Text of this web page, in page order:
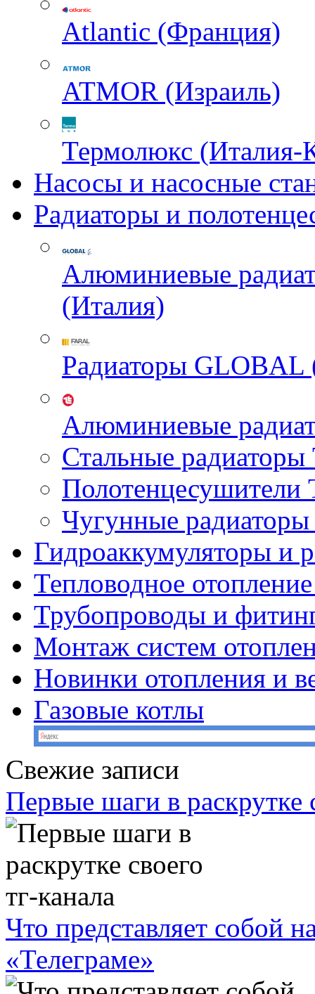
Atlantic (Франция)
ATMOR (Израиль)
Термолюкс (Италия-
Насосы и насосные
Радиаторы и
Алюминиевые
(Италия)
Радиаторы GLOBAL
Алюминиевые
Стальные
Чугунные
Гидроаккумуляторы и
Тепловодное
Трубопроводы и
Монтаж систем
Новинки отопления и
Газовые котлы
Свежие записи
Первые шаги в раскрутке
Что представляет собой
«Телеграме»